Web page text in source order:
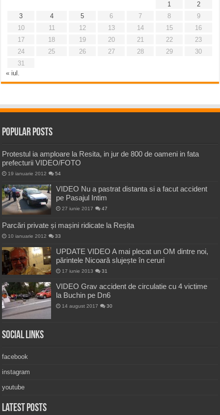
1
2
3
4 5 6 7 8
9
10
11 12 13 14 15
16
17
18 19 20 21 22
23
24
25 26 27 28 29
30
31
« iul.
Popular Posts
Protestul ia amploare la Resita, in jur de 800 de oameni in fata
prefecturii VIDEO/FOTO
19 ianuarie 2012 54
VIDEO Nu a pastrat distanta si a facut accident
pe Pasajul Intim
27 iunie 2017 47
Parcări private și mașini ridicate la Reșița
10 ianuarie 2012 33
UPDATE VIDEO A mai plecat un OM dintre noi,
părintele Nicoară slujește în ceruri
17 iunie 2013 31
VIDEO Grav accident de circulatie cu 4 victime
la Buchin pe Dn6
14 august 2017 30
Social Links
facebook
instagram
youtube
Latest Posts